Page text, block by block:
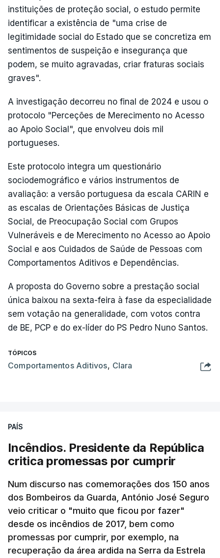
instituições de proteção social, o estudo permite
identificar a existência de "uma crise de
legitimidade social do Estado que se concretiza em
sentimentos de suspeição e insegurança que
podem, se muito agravadas, criar fraturas sociais
graves".
A investigação decorreu no final de 2024 e usou o
protocolo "Perceções de Merecimento no Acesso
ao Apoio Social", que envolveu dois mil
portugueses.
Este protocolo integra um questionário
sociodemográfico e vários instrumentos de
avaliação: a versão portuguesa da escala CARIN e
as escalas de Orientações Básicas de Justiça
Social, de Preocupação Social com Grupos
Vulneráveis e de Merecimento no Acesso ao Apoio
Social e aos Cuidados de Saúde de Pessoas com
Comportamentos Aditivos e Dependências.
A proposta do Governo sobre a prestação social
única baixou na sexta-feira à fase da especialidade
sem votação na generalidade, com votos contra
de BE, PCP e do ex-líder do PS Pedro Nuno Santos.
TÓPICOS
Comportamentos Aditivos, Clara
PAÍS
Incêndios. Presidente da República
critica promessas por cumprir
Num discurso nas comemorações dos 150 anos
dos Bombeiros da Guarda, António José Seguro
veio criticar o "muito que ficou por fazer"
desde os incêndios de 2017, bem como
promessas por cumprir, por exemplo, na
recuperação da área ardida na Serra da Estrela